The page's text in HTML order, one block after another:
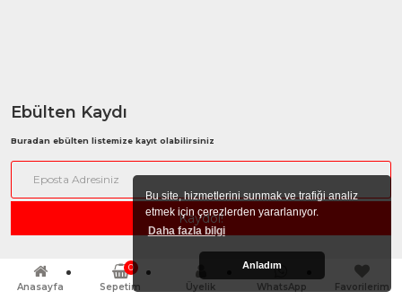
Bu site, hizmetlerini sunmak ve trafiği analiz
etmek için çerezlerden yararlanıyor.
Daha fazla bilgi
Anladım
Ebülten Kaydı
Buradan ebülten listemize kayıt olabilirsiniz
Anasayfa Sepetim
0
Üyelik
WhatsApp Favorilerim